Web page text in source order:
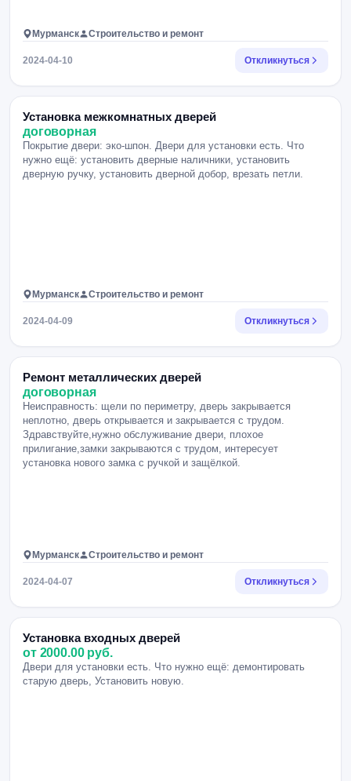
Мурманск Строительство и ремонт
2024-04-10 Откликнуться
Установка межкомнатных дверей
договорная
Покрытие двери: эко-шпон. Двери для установки есть. Что
нужно ещё: установить дверные наличники, установить
дверную ручку, установить дверной добор, врезать петли.
Мурманск Строительство и ремонт
2024-04-09 Откликнуться
Ремонт металлических дверей
договорная
Неисправность: щели по периметру, дверь закрывается
неплотно, дверь открывается и закрывается с трудом.
Здравствуйте,нужно обслуживание двери, плохое
прилигание,замки закрываются с трудом, интересует
установка нового замка с ручкой и защёлкой.
Мурманск Строительство и ремонт
2024-04-07 Откликнуться
Установка входных дверей
от 2000.00 руб.
Двери для установки есть. Что нужно ещё: демонтировать
старую дверь, Установить новую.